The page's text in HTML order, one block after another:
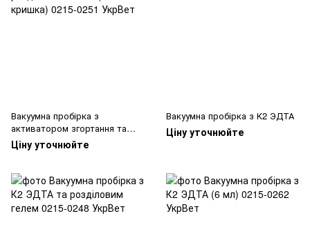
Вакуумна пробірка з
активатором згортання та
розділовим гелем (жовта
кришка)
Ціну уточнюйте
Вакуумна пробірка з К2 ЭДТА
Ціну уточнюйте